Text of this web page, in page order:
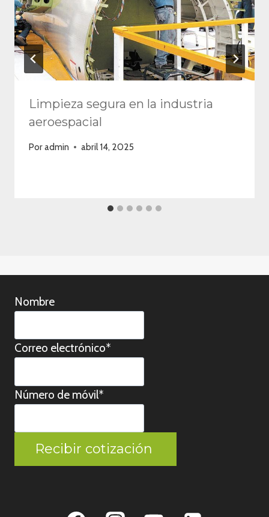
Limpieza segura en la industria
aeroespacial
Poradmin abril 14, 2025
Nombre
Correo electrónico*
Número de móvil*